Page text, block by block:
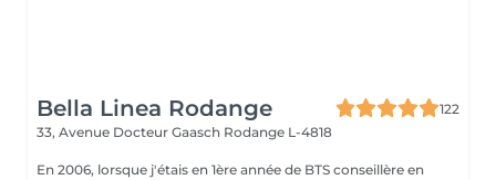
Bella Linea Rodange
122
33, Avenue Docteur Gaasch Rodange L-4818
En 2006, lorsque j'étais en 1ère année de BTS conseillère en